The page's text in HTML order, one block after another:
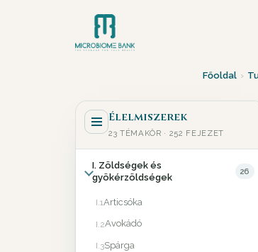
Főoldal ›
Élelmiszerek
23 TÉMAKÖR · 252 FEJEZET
I. Zöldségek és
gyökérzöldségek
26
I.1Articsóka
I.2Avokádó
I.3Spárga